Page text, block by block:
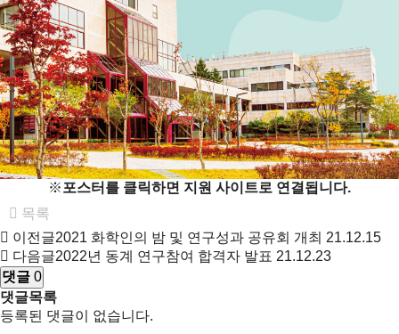
※ 포스터를 클릭하면 지원 사이트로 연결됩니다.
목록
이전글2021 화학인의 밤 및 연구성과 공유회 개최 21.12.15
다음글2022년 동계 연구참여 합격자 발표 21.12.23
댓글 0
댓글목록
등록된 댓글이 없습니다.